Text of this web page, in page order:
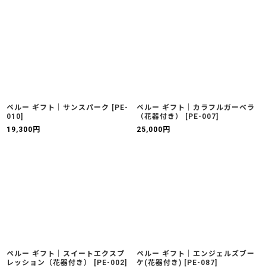
ペルー ギフト｜サンスパーク [ PE-
010]
19,300 円
ペルー ギフト｜カラフルガーベラ
（花器付き）
[ PE-007]
25,000 円
ペルー ギフト｜スイートエクスプ
レッション（花器付き）
[ PE-002]
ペルー ギフト｜エンジェルズブー
ケ(花器付き) [ PE-087]